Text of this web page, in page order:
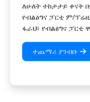
ለሁለት ተከታታይ ቀናት
የብልፅግና ፓርቲ ም/
ፋራህ፣ የብልፅግና ፓርቲ
ተጨማሪ ያንብቡ